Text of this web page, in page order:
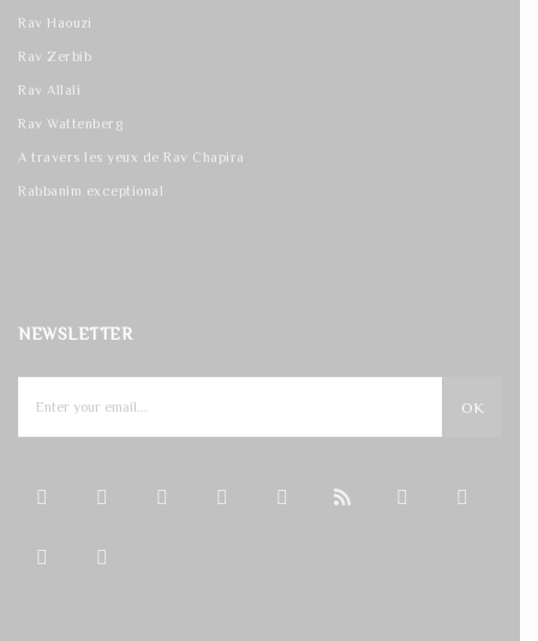
Rav Haouzi
Rav Zerbib
Rav Allali
Rav Wattenberg
A travers les yeux de Rav Chapira
Rabbanim exceptional
NEWSLETTER
OK